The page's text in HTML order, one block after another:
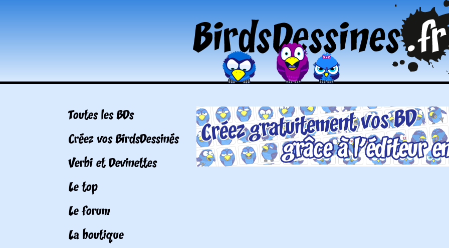
Toutes les BDs
Créez vos BirdsDessinés
Verbi et Devinettes
Le top
Le forum
La boutique